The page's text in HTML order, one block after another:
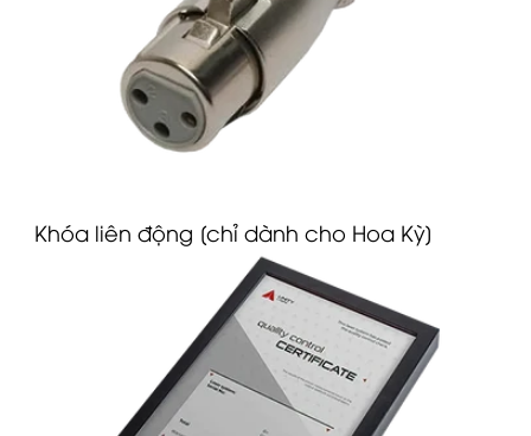
Khóa liên động [chỉ dành cho Hoa Kỳ]